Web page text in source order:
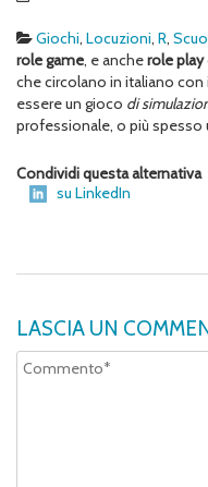
Giochi, Locuzioni, R,
role game, e ancherole play
che circolano in italiano con
essere un gioco di
professionale, o più spesso
Condividi questa alternativa
su LinkedIn
LASCIA UN